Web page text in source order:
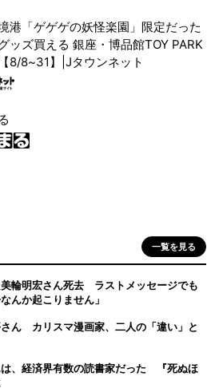
港「ゲゲゲの妖怪楽園」限定だった
ッズ買える 銀座・博品館TOY PARK
8/8~31】|Jタウンネット
一覧を見る
輪明宏さん死去 ラストメッセージでも
んか起こりません」
ん カリスマ漫画家、二人の「違い」と
、経済界有数の読書家だった 『死ぬほ